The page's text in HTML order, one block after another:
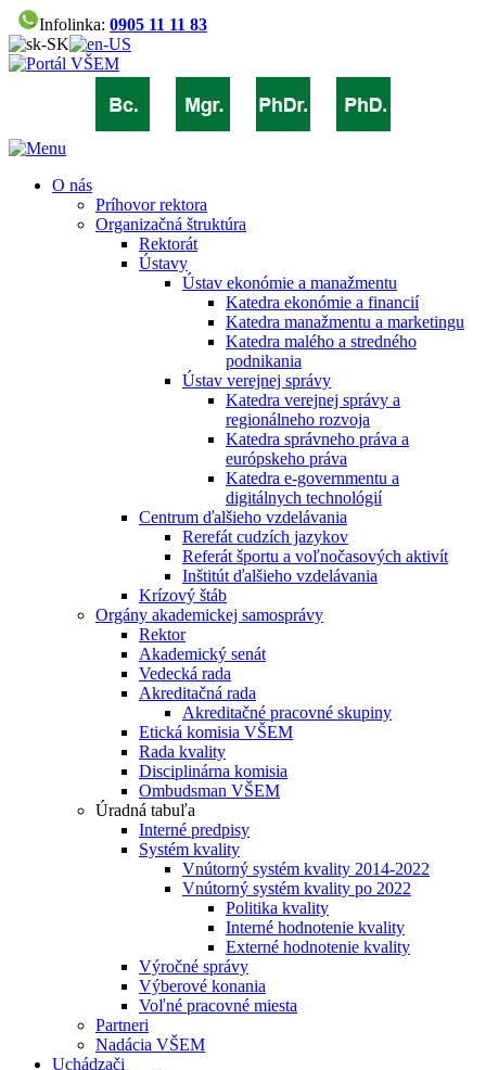
Infolinka: 0905 11 11 83
O nás
Príhovor rektora
Organizačná štruktúra
Rektorát
Ústavy
Ústav ekonómie a manažmentu
Katedra ekonómie a financií
Katedra manažmentu a marketingu
Katedra malého a stredného
podnikania
Ústav verejnej správy
Katedra verejnej správy a
regionálneho rozvoja
Katedra správneho práva a
európskeho práva
Katedra e-governmentu a
digitálnych technológií
Centrum ďalšieho vzdelávania
Rerefát cudzích jazykov
Referát športu a voľnočasových aktivít
Inštitút ďalšieho vzdelávania
Krízový štáb
Orgány akademickej samosprávy
Rektor
Akademický senát
Vedecká rada
Akreditačná rada
Akreditačné pracovné skupiny
Etická komisia VŠEM
Rada kvality
Disciplinárna komisia
Ombudsman VŠEM
Úradná tabuľa
Interné predpisy
Systém kvality
Vnútorný systém kvality 2014-2022
Vnútorný systém kvality po 2022
Politika kvality
Interné hodnotenie kvality
Externé hodnotenie kvality
Výročné správy
Výberové konania
Voľné pracovné miesta
Partneri
Nadácia VŠEM
Uchádzači